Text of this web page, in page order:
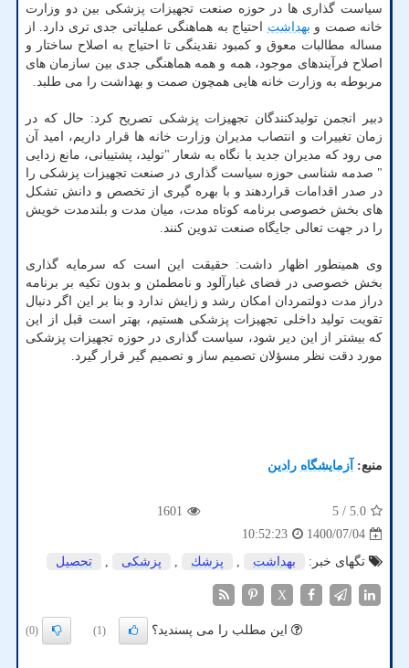
سیاست گذاری ها در حوزه صنعت تجهیزات پزشکی بین دو وزارت
خانه صمت و بهداشت احتیاج به هماهنگی عملیاتی جدی تری دارد. از
مساله مطالبات معوق و کمبود نقدینگی تا احتیاج به اصلاح ساختار و
اصلاح فرآیندهای موجود، همه و همه هماهنگی جدی بین سازمان های
مربوطه به وزارت خانه هایی همچون صمت و بهداشت را می طلبد.
دبیر انجمن تولیدکنندگان تجهیزات پزشکی تصریح کرد: حال که در
زمان تغییرات و انتصاب مدیران وزارت خانه ها قرار داریم، امید آن
می رود که مدیران جدید با نگاه به شعار "تولید، پشتیبانی، مانع زدایی
" صدمه شناسی حوزه سیاست گذاری در صنعت تجهیزات پزشکی را
در صدر اقدامات قراردهند و با بهره گیری از تخصص و دانش تشکل
های بخش خصوصی برنامه کوتاه مدت، میان مدت و بلندمدت خویش
را در جهت تعالی جایگاه صنعت تدوین کنند.
وی همینطور اظهار داشت: حقیقت این است که سرمایه گذاری
بخش خصوصی در فضای غبارآلود و نامطمئن و بدون تکیه بر برنامه
دراز مدت دولتمردان امکان رشد و زایش ندارد و بنا بر این اگر دنبال
تقویت تولید داخلی تجهیزات پزشکی هستیم، بهتر است قبل از این
که بیشتر از این دیر شود، سیاست گذاری در حوزه تجهیزات پزشکی
مورد دقت نظر مسؤلان تصمیم ساز و تصمیم گیر قرار گیرد.
منبع: آزمایشگاه رادین
5.0
/ 5
1601
1400/07/04
10:52:23
تگهای خبر:
بهداشت , پزشك , پزشكی , تحصیل
X
این مطلب را می پسندید؟ (1)
(0)